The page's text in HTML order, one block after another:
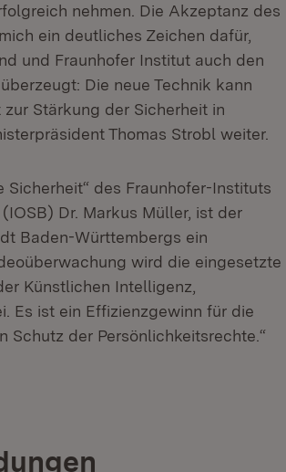
nehmen. Die Akzeptanz des
ein deutliches Zeichen dafür,
und Fraunhofer Institut auch den
Die neue Technik kann
Stärkung der Sicherheit in
Thomas Strobl weiter.
des Fraunhofer-Instituts
Dr. Markus Müller, ist der
Baden-Württembergs ein
wird die eingesetzte
Künstlichen Intelligenz,
Es ist ein Effizienzgewinn für die
Schutz der Persönlichkeitsrechte.“